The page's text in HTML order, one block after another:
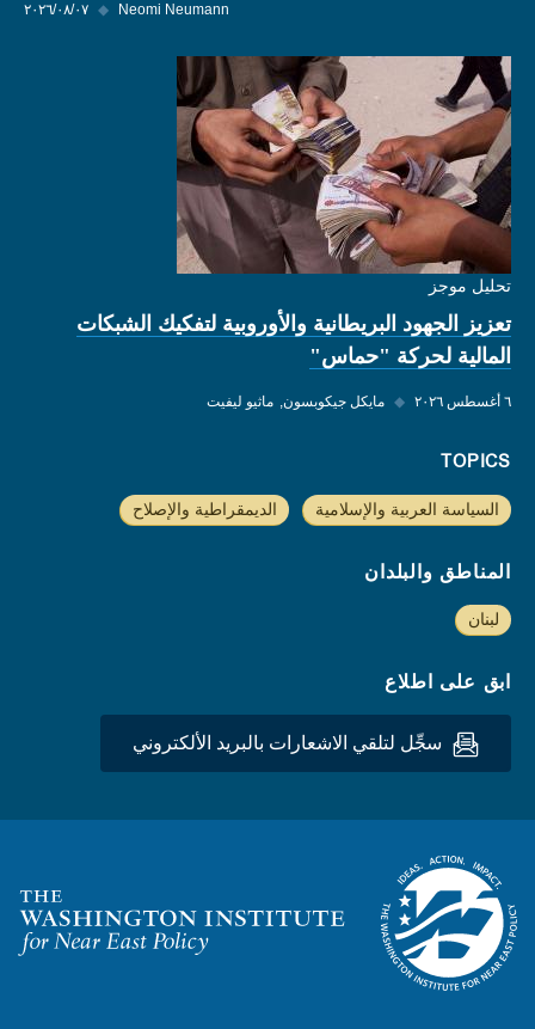
٠٧‏/٠٨‏/٢٠٢٦ ◆ Neomi Neumann
تحليل موجز
تعزيز الجهود البريطانية والأوروبية لتفكيك الشبكات
المالية لحركة "حماس"
٦ أغسطس ٢٠٢٦ ◆ مايكل جيكوبسون ماثيو ليفيت
TOPICS
السياسة العربية والإسلامية الديمقراطية والإصلاح
المناطق والبلدان
لبنان
ابق على اطلاع
سجِّل لتلقي الاشعارات بالبريد الألكتروني
Homepage